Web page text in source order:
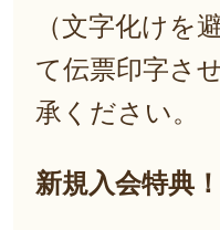
（文字化けを
て伝票印字さ
承ください。
新規入会特典！